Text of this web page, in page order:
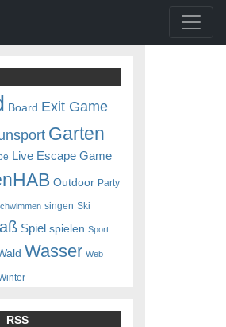
Board Exit Game
Garten
Live Escape Game
Outdoor Party
singen Ski
Spiel spielen Sport
Wasser Web
RSS